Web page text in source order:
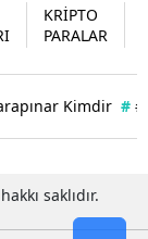
Tokat
Tunceli
Şanlıurfa
Uşak
Van
KRİPTO
PARALAR
Kimdir #
saklıdır.